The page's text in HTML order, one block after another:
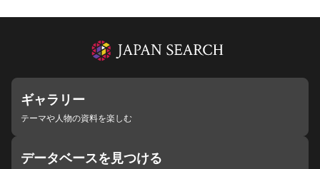
ギャラリー
テーマや人物の資料を楽しむ
データベースを見つける